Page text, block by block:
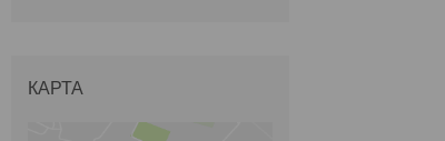
КАРТА